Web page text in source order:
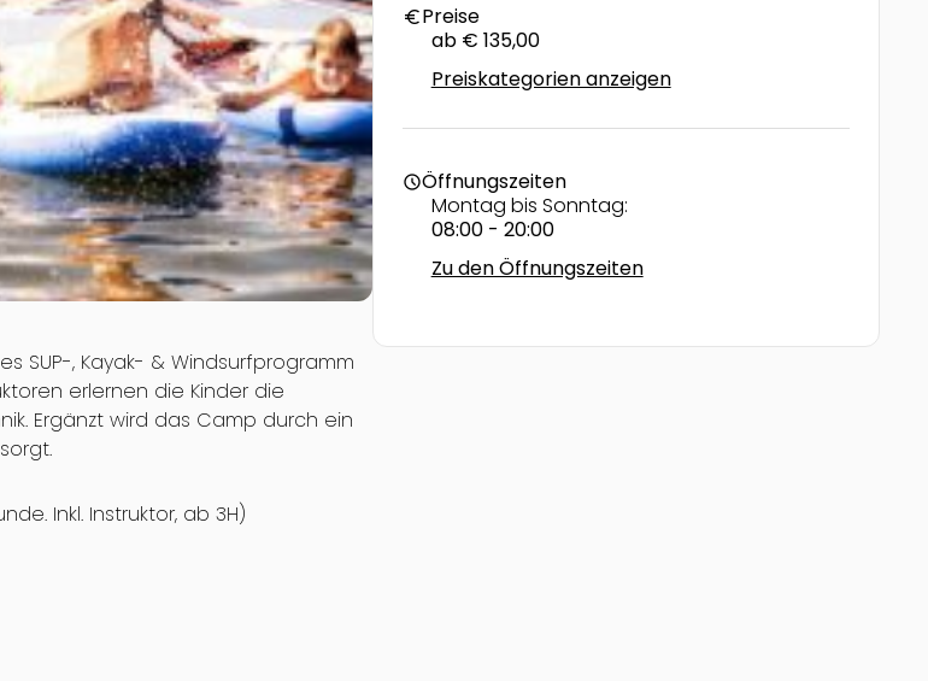
SUP-, Kayak- & Windsurfprogramm
erlernen die Kinder die
Ergänzt wird das Camp durch ein
Inkl. Instruktor, ab 3H)
euroPreise
ab € 135,00
Preiskategorien anzeigen
scheduleÖffnungszeiten
Montag bis Sonntag:
08:00 - 20:00
Zu den Öffnungszeiten